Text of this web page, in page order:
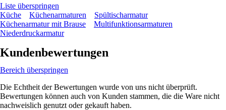
Liste überspringen
Küche
Küchenarmaturen
Spültischarmatur
Küchenarmatur mit Brause
Multifunktionsarmaturen
Niederdruckarmatur
Kundenbewertungen
Bereich überspringen
Die Echtheit der Bewertungen wurde von uns nicht überprüft.
Bewertungen können auch von Kunden stammen, die die Ware nicht
nachweislich genutzt oder gekauft haben.